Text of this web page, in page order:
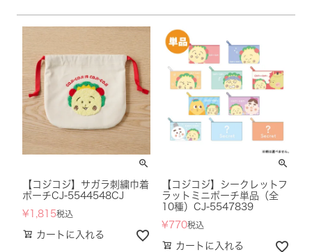
【コジコジ】サガラ刺繍巾着
ポーチCJ-5544548CJ
¥ 1,815税込
カートに入れる
【コジコジ】シークレットフ
ラットミニポーチ単品（全
10種）CJ-5547839
¥ 770税込
カートに入れる